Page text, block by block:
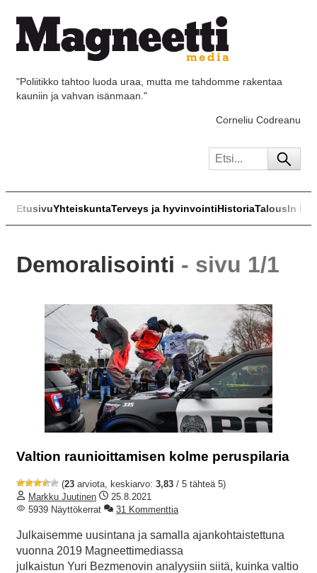
"Poliitikko tahtoo luoda uraa, mutta me tahdomme rakentaa
kauniin ja vahvan isänmaan."
Corneliu Codreanu
EtusivuYhteiskuntaTerveys ja hyvinvointiHistoriaTalousIn
Demoralisointi - sivu 1/1
Valtion raunioittamisen kolme peruspilaria
(23 arviota, keskiarvo: 3,83 / 5 tähteä 5)
Markku Juutinen
25.8.2021
5939 Näyttökerrat
31 Kommenttia
Julkaisemme uusintana ja samalla ajankohtaistettuna
vuonna 2019 Magneettimediassa
julkaistun Yuri Bezmenovin analyysiin siitä, kuinka valtio